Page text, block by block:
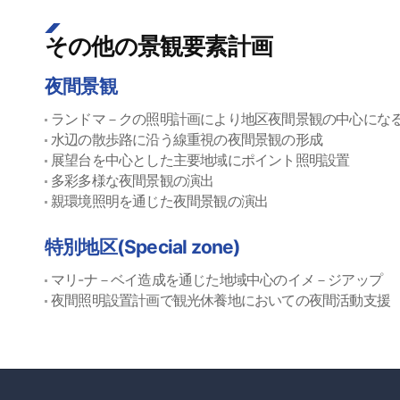
その他の景観要素計画
夜間景観
ランドマ－クの照明計画により地区夜間景観の中心にな
水辺の散歩路に沿う線重視の夜間景観の形成
展望台を中心とした主要地域にポイント照明設置
多彩多様な夜間景観の演出
親環境照明を通じた夜間景観の演出
特別地区(Special zone)
マリ-ナ－ベイ造成を通じた地域中心のイメ－ジアップ
夜間照明設置計画で観光休養地においての夜間活動支援